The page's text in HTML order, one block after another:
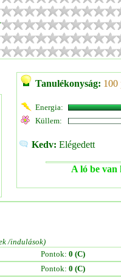
Tanulékonyság: 100
Energia:
Küllem:
Kedv: Elégedett
A ló be van
/indulások)
Pontok: 0 (C)
Pontok: 0 (C)